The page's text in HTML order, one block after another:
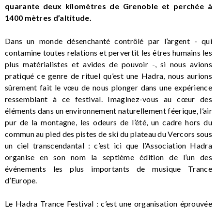
quarante deux kilomètres de Grenoble et perchée à
1400 mètres d’altitude.
Dans un monde désenchanté contrôlé par l’argent - qui
contamine toutes relations et pervertit les êtres humains les
plus matérialistes et avides de pouvoir -, si nous avions
pratiqué ce genre de rituel qu’est une Hadra, nous aurions
sûrement fait le vœu de nous plonger dans une expérience
ressemblant à ce festival. Imaginez-vous au cœur des
éléments dans un environnement naturellement féerique, l’air
pur de la montagne, les odeurs de l’été, un cadre hors du
commun au pied des pistes de ski du plateau du Vercors sous
un ciel transcendantal : c’est ici que l’Association Hadra
organise en son nom la septième édition de l’un des
événements les plus importants de musique Trance
d’Europe.
Le Hadra Trance Festival : c’est une organisation éprouvée